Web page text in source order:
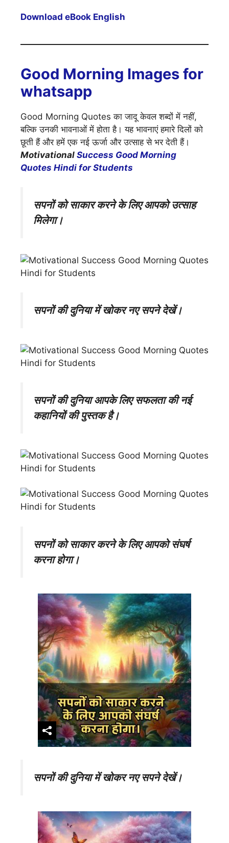
Download eBook English
Good Morning Images for
whatsapp
Good Morning Quotes का जादू केवल शब्दों में नहीं,
बल्कि उनकी भावनाओं में होता है। यह भावनाएं हमारे दिलों को
छूती हैं और हमें एक नई ऊर्जा और उत्साह से भर देती हैं।
Motivational Success Good Morning
Quotes Hindi for Students
सपनों को साकार करने के लिए आपको उत्साह
मिलेगा।
सपनों की दुनिया में खोकर नए सपने देखें।
सपनों की दुनिया आपके लिए सफलता की नई
कहानियों की पुस्तक है।
सपनों को साकार करने के लिए आपको संघर्ष
करना होगा।
सपनों की दुनिया में खोकर नए सपने देखें।